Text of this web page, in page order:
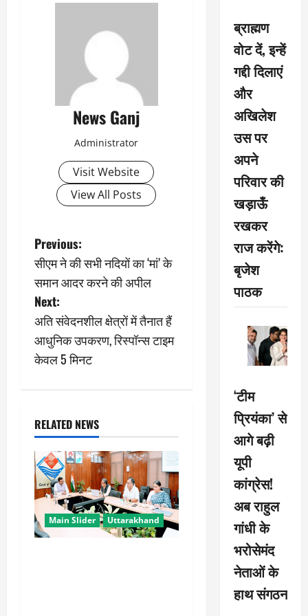
News Ganj
Administrator
Visit Website
View All Posts
P
o
s
t
n
v
i
g
a
t
Previous:
सीएम ने की सभी नदियों का ‘मां’ के
समान आदर करने की अपील
Next:
अति संवेदनशील क्षेत्रों में तैनात हैं
आधुनिक उपकरण, रिस्पॉन्स टाइम
केवल 5 मिनट
RELATED NEWS
Main Slider Uttarakhand
ब्राह्मण
वोट दें, इन्हें
गद्दी दिलाएं
और
अखिलेश
उस पर
अपने
परिवार की
खड़ाऊँ
रखकर
राज करेंगे:
बृजेश
पाठक
‘टीम
प्रियंका’ से
आगे बढ़ी
यूपी
कांग्रेस!
अब राहुल
गांधी के
भरोसेमंद
नेताओं के
हाथ संगठन